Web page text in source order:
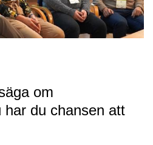
om
har du chansen att